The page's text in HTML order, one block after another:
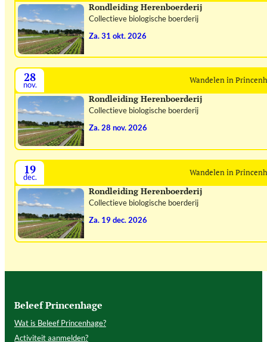
Rondleiding Herenboerderij
Collectieve biologische boerderij
za. 31 okt. 2026
28
nov. Wandelen in
Rondleiding Herenboerderij
Collectieve biologische boerderij
za. 28 nov. 2026
19
dec. Wandelen in
Rondleiding Herenboerderij
Collectieve biologische boerderij
za. 19 dec. 2026
Beleef Princenhage
Wat is Beleef Princenhage?
Activiteit aanmelden?